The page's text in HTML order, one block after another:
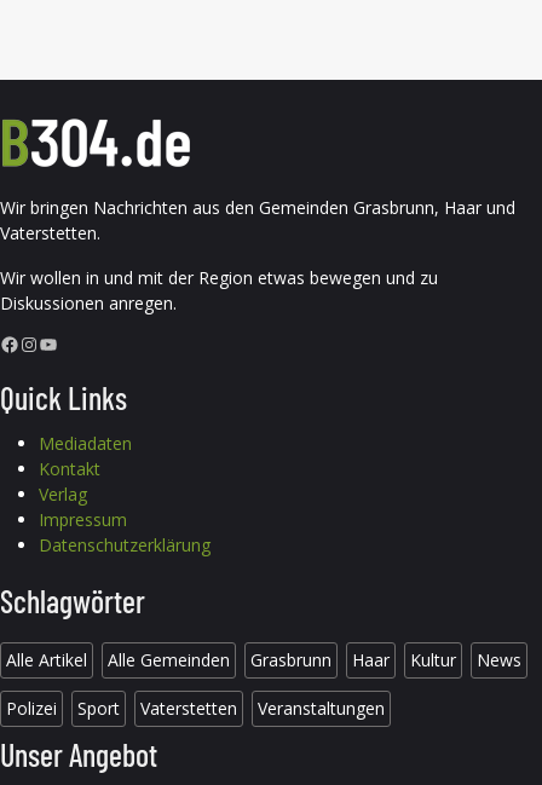
Wir bringen Nachrichten aus den Gemeinden Grasbrunn, Haar und
Vaterstetten.
Wir wollen in und mit der Region etwas bewegen und zu
Diskussionen anregen.
Facebook InstagramYouTube
Quick Links
Mediadaten
Kontakt
Verlag
Impressum
Datenschutzerklärung
Schlagwörter
Alle Artikel Alle Gemeinden Grasbrunn Haar Kultur News
Polizei Sport Vaterstetten Veranstaltungen
Unser Angebot